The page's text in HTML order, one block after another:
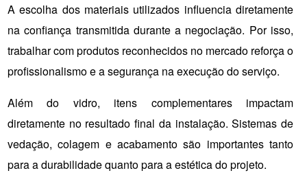
A escolha dos materiais utilizados influencia diretamente
na confiança transmitida durante a negociação. Por isso,
trabalhar com produtos reconhecidos no mercado reforça o
profissionalismo e a segurança na execução do serviço.
Além do vidro, itens complementares impactam
diretamente no resultado final da instalação. Sistemas de
vedação, colagem e acabamento são importantes tanto
para a durabilidade quanto para a estética do projeto.